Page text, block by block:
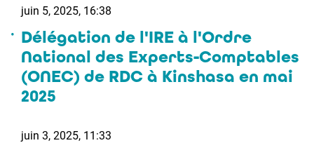
juin 5, 2025, 16:38
Délégation de l'IRE à l'Ordre
National des Experts-Comptables
(ONEC) de RDC à Kinshasa en mai
2025
juin 3, 2025, 11:33